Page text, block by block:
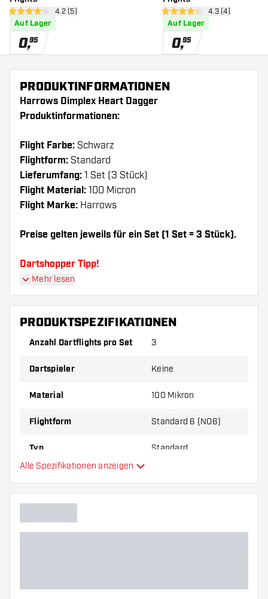
Bewertungsbereich öffnen
4.2 Bewertungssterne
4.2 (5)
Auf Lager
0,95
4.3 Bewertungssterne
4.3 (4)
Auf Lager
0,95
PRODUKTINFORMATIONEN
Harrows Dimplex Heart Dagger
Produktinformationen:
Flight Farbe: Schwarz
Flightform: Standard
Lieferumfang: 1 Set (3 Stück)
Flight Material: 100 Micron
Flight Marke: Harrows
Preise gelten jeweils für ein Set (1 Set = 3 Stück).
Dartshopper Tipp!
Sorgen Sie für genügend Ersatz Flights und
abnutzen oder brechen.
Material oder eine andere Dicke der Flights aus,
um herauszufinden, welche Variante am besten
Mehr lesen
PRODUKTSPEZIFIKATIONEN
Anzahl Dartflights pro Set 3
Dartspieler Keine
Material 100 Mikron
Flightform Standard 6 (NO6)
Typ Standard
Hauptfarbe
Alle Spezifikationen anzeigen